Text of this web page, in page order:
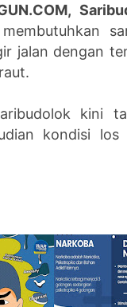
jalan dengan
kini
kondisi